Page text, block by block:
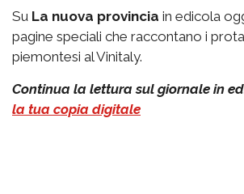
Su La nuova provincia in edicola
pagine speciali che raccontano i
piemontesi al Vinitaly.
Continua la lettura sul giornale in
la tua copia digitale